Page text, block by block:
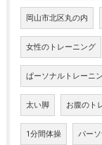
岡山市北区丸の内
女性のトレーニング
ぱーソナルトレーニ
太い脚 お腹のト
1分間体操 パー